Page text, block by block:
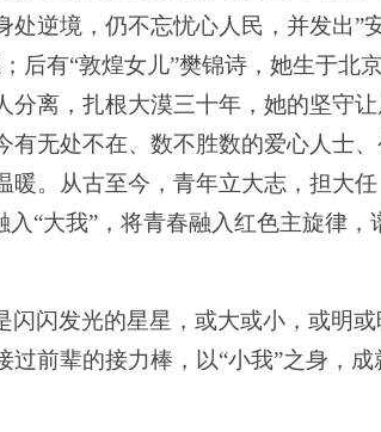
处逆境，仍不忘忧心人民，并发出”
后有“敦煌女儿”樊锦诗，她生于北
分离，扎根大漠三十年，她的坚守
有无处不在、数不胜数的爱心人士
暖。从古至今，青年立大志，担大
入“大我”，将青春融入红色主旋律，
闪闪发光的星星，或大或小，或明
过前辈的接力棒，以“小我”之身，